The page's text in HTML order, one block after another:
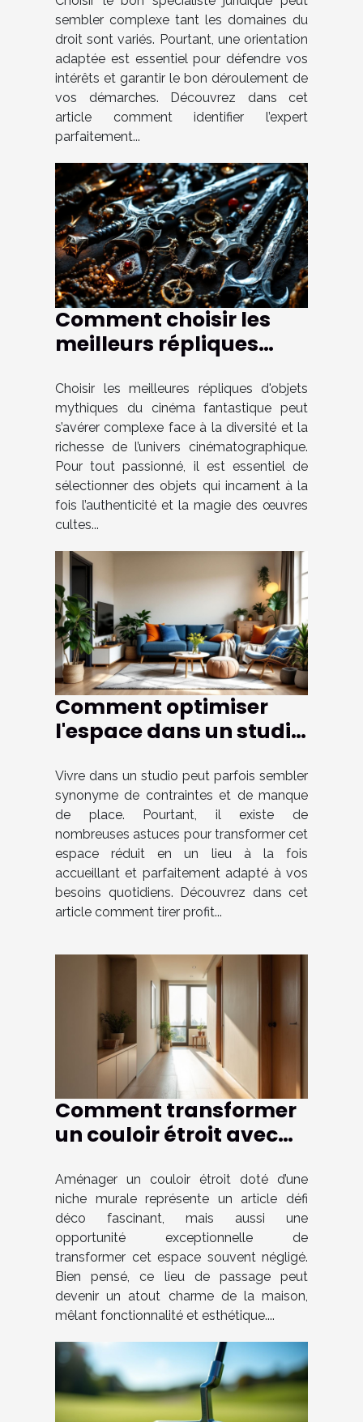
sembler complexe tant les domaines du
droit sont variés. Pourtant, une orientation
adaptée est essentiel pour défendre vos
intérêts et garantir le bon déroulement de
vos démarches. Découvrez dans cet
article comment identifier l’expert
parfaitement...
Comment choisir les
meilleurs répliques
cinéma fantastique ?
Choisir les meilleures répliques d'objets
mythiques du cinéma fantastique peut
s’avérer complexe face à la diversité et la
richesse de l’univers cinématographique.
Pour tout passionné, il est essentiel de
sélectionner des objets qui incarnent à la
fois l’authenticité et la magie des œuvres
cultes...
Comment optimiser
l'espace dans un studio
fonctionnel ?
Vivre dans un studio peut parfois sembler
synonyme de contraintes et de manque
de place. Pourtant, il existe de
nombreuses astuces pour transformer cet
espace réduit en un lieu à la fois
accueillant et parfaitement adapté à vos
besoins quotidiens. Découvrez dans cet
article comment tirer profit...
Comment transformer
un couloir étroit avec
Aménager un couloir étroit doté d’une
niche murale représente un article défi
déco fascinant, mais aussi une
opportunité exceptionnelle de
transformer cet espace souvent négligé.
Bien pensé, ce lieu de passage peut
devenir un atout charme de la maison,
mêlant fonctionnalité et esthétique....